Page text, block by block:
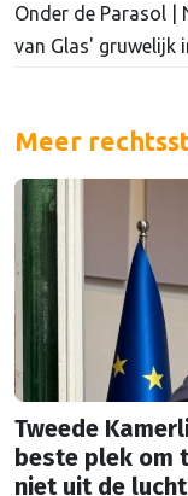
Onder de Parasol |
van Glas' gruwelijk
Meer
Tweede
beste plek om
niet uit de